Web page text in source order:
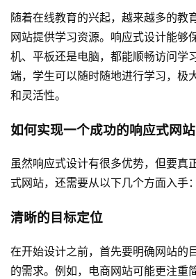
随着在线教育的兴起，越来越多的教
网站提供学习资源。响应式设计能够
机、平板还是电脑，都能顺畅访问学
端，学生可以随时随地进行学习，极
和灵活性。
如何实现一个成功的响应式网站
虽然响应式设计有很多优势，但要真
式网站，还需要从以下几个方面入手：
清晰的目标定位
在开始设计之前，首先要明确网站的
的需求。例如，电商网站可能更注重